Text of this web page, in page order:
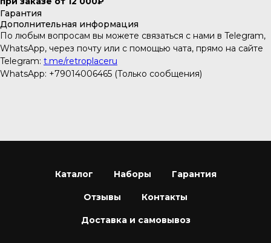
Гарантия
Дополнительная информация
По любым вопросам вы можете связаться с нами в Telegram,
WhatsApp, через почту или с помощью чата, прямо на сайте
Telegram: t.me/retroplaceru
WhatsApp: +79014006465 (Только сообщения)
Каталог Наборы Гарантия
Отзывы Контакты
Доставка и самовывоз